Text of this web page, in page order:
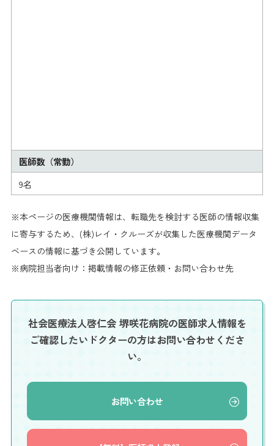
医師数（常勤）
9名
※本ページの医療機関情報は、転職先を検討する医師の情報収集
に寄与するため、(株)レイ・クルーズが収集した医療機関データ
ベースの情報に基づき公開しています。
※病院担当者向け：掲載情報の修正依頼・お問い合わせ先
社会医療法人啓仁会 堺咲花病院の医師求人情報を
ご確認したいドクターの方はお問い合わせくださ
い。
お問い合わせ